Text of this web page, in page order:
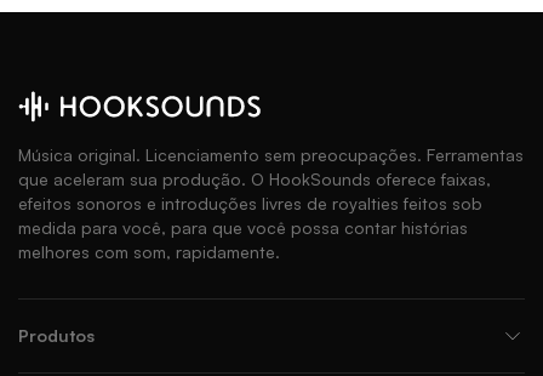
Música original. Licenciamento sem preocupações. Ferramentas
que aceleram sua produção. O HookSounds oferece faixas,
efeitos sonoros e introduções livres de royalties feitos sob
medida para você, para que você possa contar histórias
melhores com som, rapidamente.
Produtos